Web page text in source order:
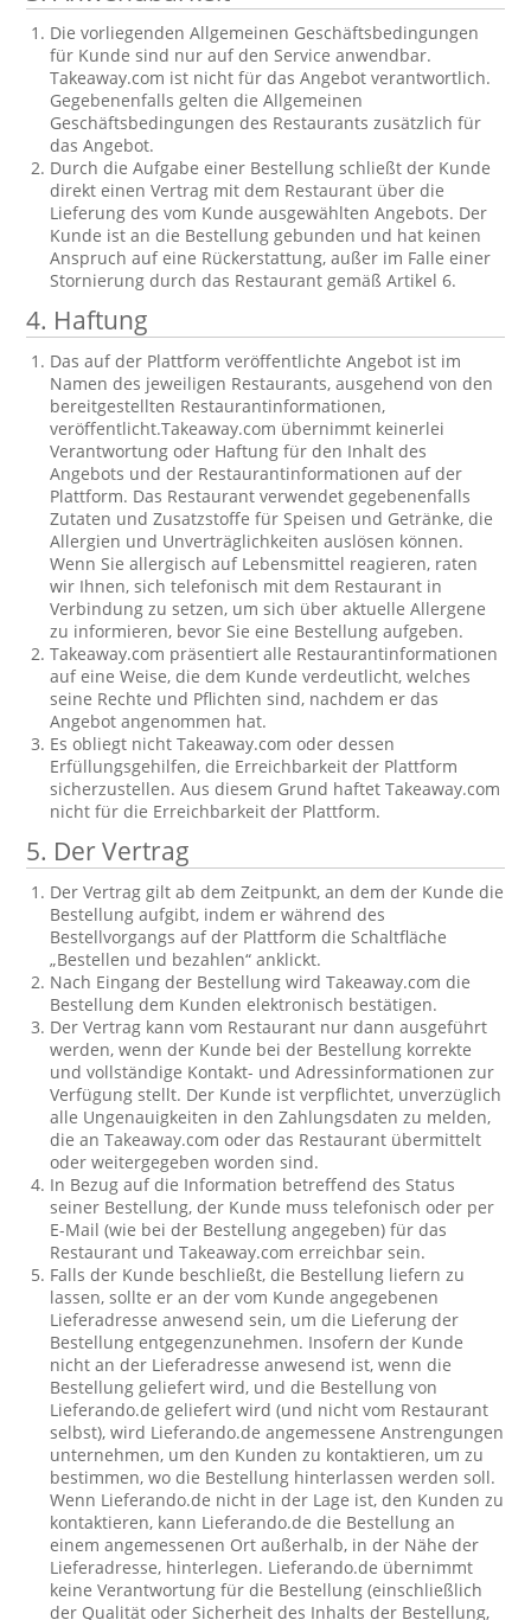
Die vorliegenden Allgemeinen Geschäftsbedingungen
für Kunde sind nur auf den Service anwendbar.
Takeaway.com ist nicht für das Angebot verantwortlich.
Gegebenenfalls gelten die Allgemeinen
Geschäftsbedingungen des Restaurants zusätzlich für
das Angebot.
Durch die Aufgabe einer Bestellung schließt der Kunde
direkt einen Vertrag mit dem Restaurant über die
Lieferung des vom Kunde ausgewählten Angebots. Der
Kunde ist an die Bestellung gebunden und hat keinen
Anspruch auf eine Rückerstattung, außer im Falle einer
Stornierung durch das Restaurant gemäß Artikel 6.
4. Haftung
Das auf der Plattform veröffentlichte Angebot ist im
Namen des jeweiligen Restaurants, ausgehend von den
bereitgestellten Restaurantinformationen,
veröffentlicht.Takeaway.com übernimmt keinerlei
Verantwortung oder Haftung für den Inhalt des
Angebots und der Restaurantinformationen auf der
Plattform. Das Restaurant verwendet gegebenenfalls
Zutaten und Zusatzstoffe für Speisen und Getränke, die
Allergien und Unverträglichkeiten auslösen können.
Wenn Sie allergisch auf Lebensmittel reagieren, raten
wir Ihnen, sich telefonisch mit dem Restaurant in
Verbindung zu setzen, um sich über aktuelle Allergene
zu informieren, bevor Sie eine Bestellung aufgeben.
Takeaway.com präsentiert alle Restaurantinformationen
auf eine Weise, die dem Kunde verdeutlicht, welches
seine Rechte und Pflichten sind, nachdem er das
Angebot angenommen hat.
Es obliegt nicht Takeaway.com oder dessen
Erfüllungsgehilfen, die Erreichbarkeit der Plattform
sicherzustellen. Aus diesem Grund haftet Takeaway.com
nicht für die Erreichbarkeit der Plattform.
5. Der Vertrag
Der Vertrag gilt ab dem Zeitpunkt, an dem der Kunde die
Bestellung aufgibt, indem er während des
Bestellvorgangs auf der Plattform die Schaltfläche
„Bestellen und bezahlen“ anklickt.
Nach Eingang der Bestellung wird Takeaway.com die
Bestellung dem Kunden elektronisch bestätigen.
Der Vertrag kann vom Restaurant nur dann ausgeführt
werden, wenn der Kunde bei der Bestellung korrekte
und vollständige Kontakt- und Adressinformationen zur
Verfügung stellt. Der Kunde ist verpflichtet, unverzüglich
alle Ungenauigkeiten in den Zahlungsdaten zu melden,
die an Takeaway.com oder das Restaurant übermittelt
oder weitergegeben worden sind.
In Bezug auf die Information betreffend des Status
seiner Bestellung, der Kunde muss telefonisch oder per
E-Mail (wie bei der Bestellung angegeben) für das
Restaurant und Takeaway.com erreichbar sein.
Falls der Kunde beschließt, die Bestellung liefern zu
lassen, sollte er an der vom Kunde angegebenen
Lieferadresse anwesend sein, um die Lieferung der
Bestellung entgegenzunehmen. Insofern der Kunde
nicht an der Lieferadresse anwesend ist, wenn die
Bestellung geliefert wird, und die Bestellung von
Lieferando.de geliefert wird (und nicht vom Restaurant
selbst), wird Lieferando.de angemessene Anstrengungen
unternehmen, um den Kunden zu kontaktieren, um zu
bestimmen, wo die Bestellung hinterlassen werden soll.
Wenn Lieferando.de nicht in der Lage ist, den Kunden zu
kontaktieren, kann Lieferando.de die Bestellung an
einem angemessenen Ort außerhalb, in der Nähe der
Lieferadresse, hinterlegen. Lieferando.de übernimmt
keine Verantwortung für die Bestellung (einschließlich
der Qualität oder Sicherheit des Inhalts der Bestellung,